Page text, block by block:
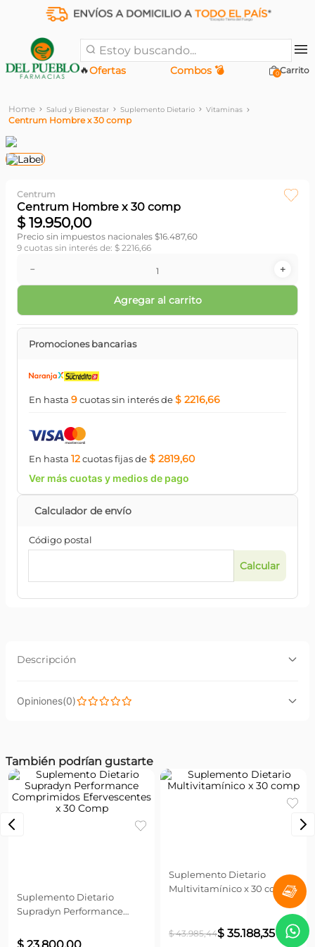
Estoy buscando...
Ofertas
🔥 Combos 💣 0
Salud y Bienestar Suplemento Dietario Vitaminas
Centrum Hombre x 30 comp
Centrum
Centrum Hombre x 30 comp
$ 19.950,00
Precio sin impuestos nacionales $16.487,60
9 cuotas sin interés de: $ 2216,66
＋
－
Agregar al carrito
Promociones bancarias
En hasta 9cuotassin interésde$ 2216,66
En hasta 12cuotasfijasde$ 2819,60
Ver más cuotas y medios de pago
Código postal
Descripción
Suplemento dietario a base de vitaminas y minerales en
Ayuda a mejorar tus defensas con vitamina C y
antioxidantes.
Modo de Uso:
Adultos: tome 1 comprimido recubierto (una porción) de
(0)
Más reciente Todos
También podrían gustarte
Suplemento Dietario
Supradyn Performance
x 30 Comp
Suplemento Dietario
Multivitamínico x 30 comp
$ 43.985,44$ 35.188,35